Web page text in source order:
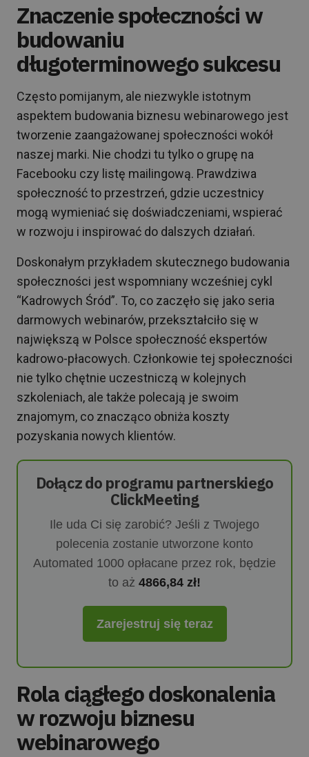
Znaczenie społeczności w
budowaniu
długoterminowego sukcesu
Często pomijanym, ale niezwykle istotnym
aspektem budowania biznesu webinarowego jest
tworzenie zaangażowanej społeczności wokół
naszej marki. Nie chodzi tu tylko o grupę na
Facebooku czy listę mailingową. Prawdziwa
społeczność to przestrzeń, gdzie uczestnicy
mogą wymieniać się doświadczeniami, wspierać
w rozwoju i inspirować do dalszych działań.
Doskonałym przykładem skutecznego budowania
społeczności jest wspomniany wcześniej cykl
“Kadrowych Śród”. To, co zaczęło się jako seria
darmowych webinarów, przekształciło się w
największą w Polsce społeczność ekspertów
kadrowo-płacowych. Członkowie tej społeczności
nie tylko chętnie uczestniczą w kolejnych
szkoleniach, ale także polecają je swoim
znajomym, co znacząco obniża koszty
pozyskania nowych klientów.
Dołącz do programu partnerskiego
ClickMeeting
Ile uda Ci się zarobić? Jeśli z Twojego
polecenia zostanie utworzone konto
Automated 1000 opłacane przez rok, będzie
to aż 4866,84 zł!
Zarejestruj się teraz
Rola ciągłego doskonalenia
w rozwoju biznesu
webinarowego